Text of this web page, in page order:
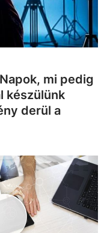
mi pedig
készülünk
derül a